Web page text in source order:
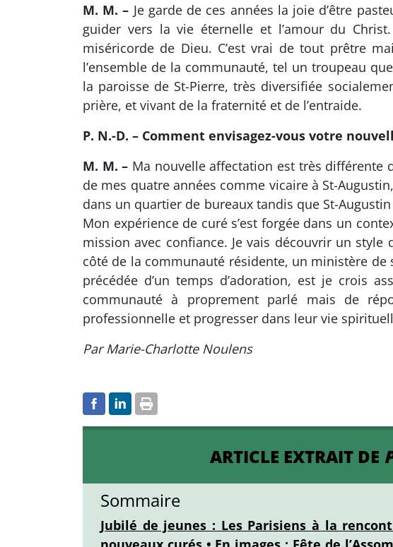
M. M. – Je garde de ces années la joie d’être
guider vers la vie éternelle et l’amour du
miséricorde de Dieu. C’est vrai de tout prêtre
l’ensemble de la communauté, tel un troupeau
la paroisse de St-Pierre, très diversifiée
prière, et vivant de la fraternité et de l’entraide.
P. N.-D. – Comment envisagez-vous votre
M. M. – Ma nouvelle affectation est très différente
de mes quatre années comme vicaire à St-
dans un quartier de bureaux tandis que St-
Mon expérience de curé s’est forgée dans un
mission avec confiance. Je vais découvrir un
côté de la communauté résidente, un ministère
précédée d’un temps d’adoration, est je crois
communauté à proprement parlé mais de
professionnelle et progresser dans leur vie
Par Marie-Charlotte Noulens
ARTICLE EXTRAIT DE
Sommaire
Jubilé de jeunes : Les Parisiens à la